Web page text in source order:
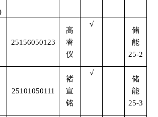
25156050123
高
睿
仪
√
储
能
25-2
25101050111
褚
宣
铭
√
储
能
25-3